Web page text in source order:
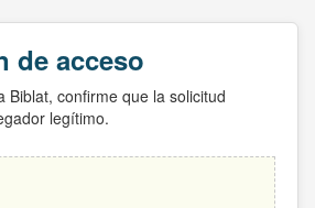
de acceso
Biblat, confirme que la solicitud
legítimo.